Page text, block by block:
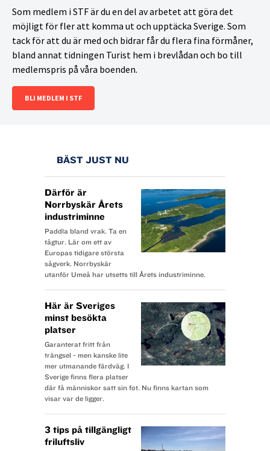
hemresans tågavgång på rätt dag eller rätt tid.
Ombokningsbar returbiljett är en smart
reseförsäkring.
Som medlem i STF är du en del av arbetet att göra det
möjligt för fler att komma ut och upptäcka Sverige. Som
tack för att du är med och bidrar får du flera fina förmåner,
bland annat tidningen Turist hem i brevlådan och bo till
medlemspris på våra boenden.
BLI MEDLEM I STF
BÄST JUST NU
Därför är
Norrbyskär Årets
industriminne
Paddla bland vrak. Ta en
tågtur. Lär om ett av
Europas tidigare största
sågverk. Norrbyskär
utanför Umeå har utsetts till Årets industriminne.
Här är Sveriges
minst besökta
platser
Garanterat fritt från
trängsel - men kanske lite
mer utmanande färdväg. I
Sverige finns flera platser
där få människor satt sin fot. Nu finns kartan som
visar var de ligger.
3 tips på tillgängligt
friluftsliv